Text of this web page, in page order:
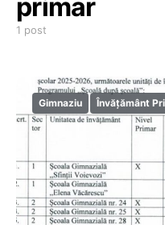
primar
1 post
Gimnaziu Învățământ